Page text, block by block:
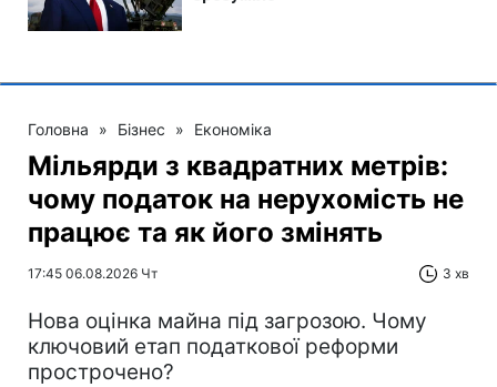
Головна » Бізнес » Економіка
Мільярди з квадратних метрів:
чому податок на нерухомість не
працює та як його змінять
17:45 06.08.2026 Чт 3 хв
Нова оцінка майна під загрозою. Чому
ключовий етап податкової реформи
прострочено?